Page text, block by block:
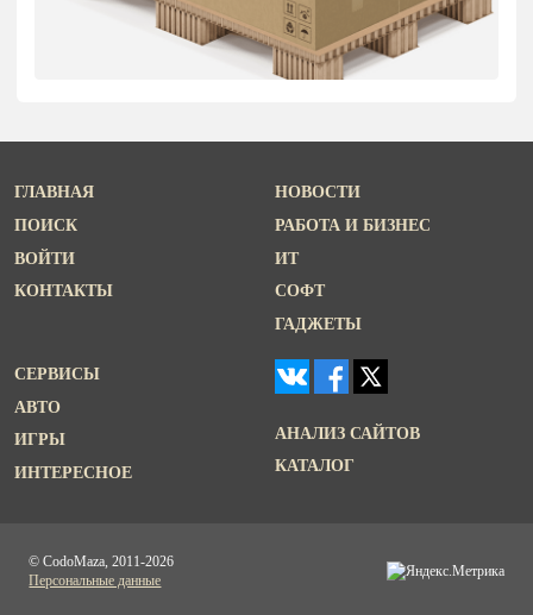
ГЛАВНАЯ
ПОИСК
ВОЙТИ
КОНТАКТЫ
НОВОСТИ
РАБОТА И БИЗНЕС
ИТ
СОФТ
ГАДЖЕТЫ
СЕРВИСЫ
АВТО
ИГРЫ
ИНТЕРЕСНОЕ
АНАЛИЗ САЙТОВ
КАТАЛОГ
© CodoMaza, 2011-2026
Персональные данные